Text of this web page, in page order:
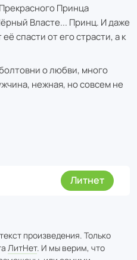
Принца
Власте... Принц. И даже
спасти от его страсти, а к
о любви, много
нежная, но совсем не
Литнет
произведения. Только
ЛитНет. И мы верим, что